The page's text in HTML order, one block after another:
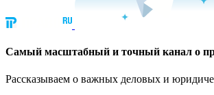
Cамый масштабный и точный канал о
Рассказываем о важных деловых и